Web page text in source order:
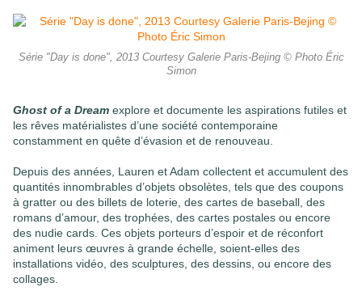
Série "Day is done", 2013 Courtesy Galerie Paris-Bejing © Photo Éric
Simon
Ghost of a Dream explore et documente les aspirations futiles et
les rêves matérialistes d’une société contemporaine
constamment en quête d’évasion et de renouveau.
Depuis des années, Lauren et Adam collectent et accumulent des
quantités innombrables d’objets obsolètes, tels que des coupons
à gratter ou des billets de loterie, des cartes de baseball, des
romans d’amour, des trophées, des cartes postales ou encore
des nudie cards. Ces objets porteurs d’espoir et de réconfort
animent leurs œuvres à grande échelle, soient-elles des
installations vidéo, des sculptures, des dessins, ou encore des
collages.